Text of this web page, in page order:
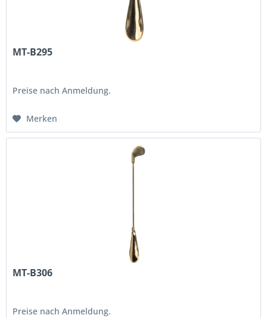
MT-B295
Preise nach Anmeldung.
Merken
MT-B306
Preise nach Anmeldung.